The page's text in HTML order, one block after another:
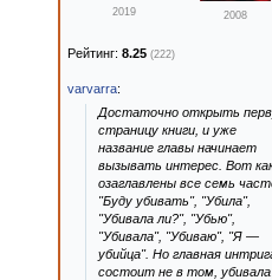
2019 2008
Рейтинг: 8.25 (222)
varvarra:
Достаточно открыть
страницу книги, и уже
название главы начинает
вызывать интерес. Вот
озаглавлены все семь
"Буду убивать", "Убила",
"Убивала ли?", "Убью",
"Убивала", "Убиваю", "Я —
убийца". Но главная
состоит не в том, убивала